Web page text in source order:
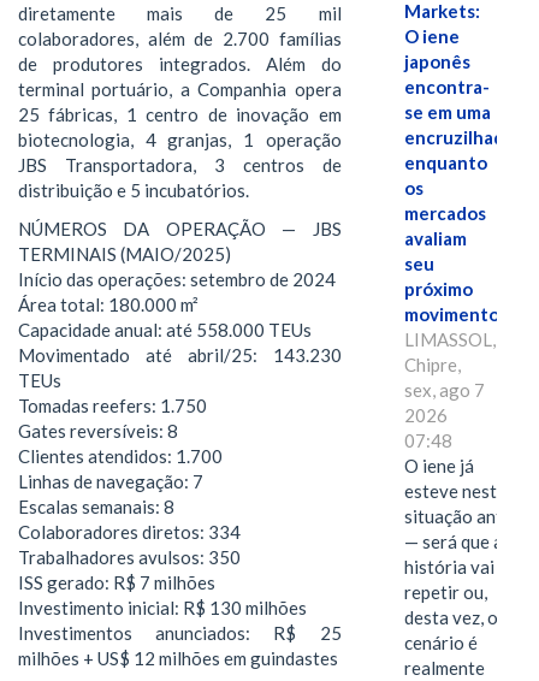
diretamente mais de 25 mil
colaboradores, além de 2.700 famílias
de produtores integrados. Além do
terminal portuário, a Companhia opera
25 fábricas, 1 centro de inovação em
biotecnologia, 4 granjas, 1 operação
JBS Transportadora, 3 centros de
distribuição e 5 incubatórios.
NÚMEROS DA OPERAÇÃO — JBS
TERMINAIS (MAIO/2025)
Início das operações: setembro de 2024
Área total: 180.000 m²
Capacidade anual: até 558.000 TEUs
Movimentado até abril/25: 143.230
TEUs
Tomadas reefers: 1.750
Gates reversíveis: 8
Clientes atendidos: 1.700
Linhas de navegação: 7
Escalas semanais: 8
Colaboradores diretos: 334
Trabalhadores avulsos: 350
ISS gerado: R$ 7 milhões
Investimento inicial: R$ 130 milhões
Investimentos anunciados: R$ 25
milhões + US$ 12 milhões em guindastes
Markets:
O iene
japonês
encontra-
se em uma
encruzilhada
enquanto
os
mercados
avaliam
seu
próximo
movimento.
LIMASSOL,
Chipre,
sex, ago 7
2026
07:48
O iene já
esteve nesta
situação antes
— será que a
história vai se
repetir ou,
desta vez, o
cenário é
realmente